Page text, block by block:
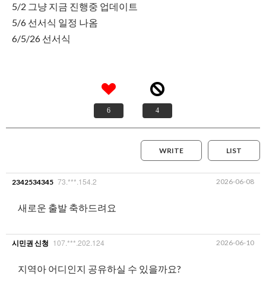
5/2 그냥 지금 진행중 업데이트
5/6 선서식 일정 나옴
6/5/26 선서식
6 4
LIST
WRITE
2342534345 73.***.154.2 2026-06-08
새로운 출발 축하드려요
시민권 신청 107.***.202.124 2026-06-10
지역아 어디인지 공유하실 수 있을까요?